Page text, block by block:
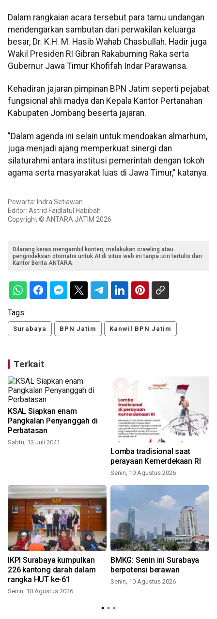
Dalam rangkaian acara tersebut para tamu undangan
mendengarkan sambutan dari perwakilan keluarga
besar, Dr. K.H. M. Hasib Wahab Chasbullah. Hadir juga
Wakil Presiden RI Gibran Rakabuming Raka serta
Gubernur Jawa Timur Khofifah Indar Parawansa.
Kehadiran jajaran pimpinan BPN Jatim seperti pejabat
fungsional ahli madya dan Kepala Kantor Pertanahan
Kabupaten Jombang beserta jajaran.
"Dalam agenda ini selain untuk mendoakan almarhum,
juga menjadi ajang memperkuat sinergi dan
silaturahmi antara institusi pemerintah dengan tokoh
agama serta masyarakat luas di Jawa Timur," katanya.
Pewarta: Indra Setiawan
Editor: Astrid Faidlatul Habibah
Copyright © ANTARA JATIM 2026
Dilarang keras mengambil konten, melakukan crawling atau
pengindeksan otomatis untuk AI di situs web ini tanpa izin tertulis dari
Kantor Berita ANTARA.
Tags:
Surabaya BPN Jatim Kanwil BPN Jatim
Terkait
KSAL Siapkan enam
Pangkalan Penyanggah di
Perbatasan
Sabtu, 13 Juli 2041
Lomba tradisional saat
perayaan Kemerdekaan RI
Senin, 10 Agustus 2026
IKPI Surabaya kumpulkan
226 kantong darah dalam
rangka HUT ke-61
Senin, 10 Agustus 2026
BMKG: Senin ini Surabaya
berpotensi berawan
Senin, 10 Agustus 2026